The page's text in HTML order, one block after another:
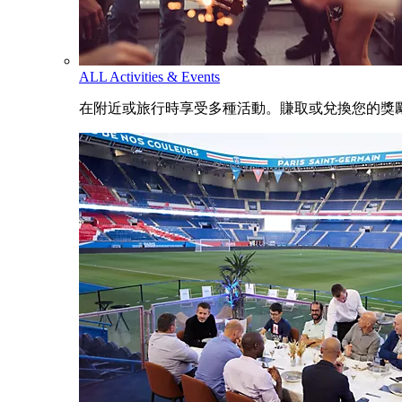
ALL Activities & Events
在附近或旅行時享受多種活動。賺取或兌換您的獎